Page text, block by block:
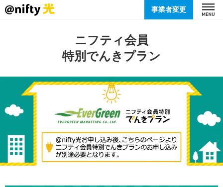
事業者変更
ニフティ会員
特別でんきプラン